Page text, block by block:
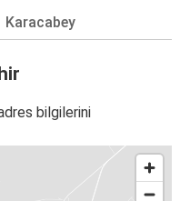
Karacabey
bilgilerini